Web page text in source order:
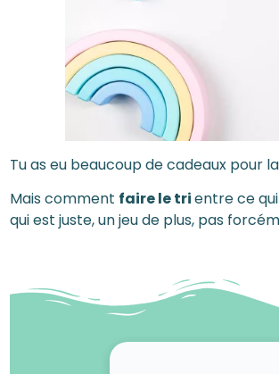
Tu as eu beaucoup de cadeaux pour
Mais comment faire le trientre ce
qui est juste, un jeu de plus, pas